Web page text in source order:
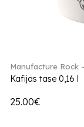
Manufacture Rock
Kafijas tase 0,16 l
25.00€